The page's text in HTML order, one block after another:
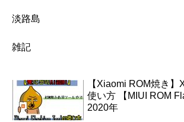
淡路島
雑記
【Xiaomi ROM焼き
使い方 【MIUI ROM
2020年